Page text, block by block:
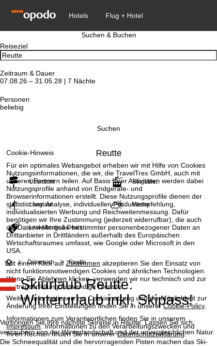
Cookie-Hinweis
Für ein optimales Webangebot erheben wir mit Hilfe von Cookies
Nutzungsinformationen, die wir, die TravelTrex GmbH, auch mit
unseren Partnern teilen. Auf Basis Ihrer Aktivitäten werden dabei
Nutzungsprofile anhand von Endgeräte- und
Browserinformationen erstellt. Diese Nutzungsprofile dienen der
statistischen Analyse, individuellen Produktempfehlung,
individualisierten Werbung und Reichweitenmessung. Dafür
benötigen wir Ihre Zustimmung (jederzeit widerrufbar), die auch
die Datenweitergabe bestimmter personenbezogener Daten an
Drittanbieter in Drittländern außerhalb des Europäischen
Wirtschaftsraumes umfasst, wie Google oder Microsoft in den
USA.
Mit einem Klick aufZustimmen akzeptieren Sie den Einsatz von
nicht funktionsnotwendigen Cookies und ähnlichen Technologien.
Wenn SieAblehnen klicken, verwenden wir nur technisch und zur
Vertragserfüllung notwendige Dienste.
Weitere Informationen zur Cookienutzung und die Möglichkeit zur
Änderung Ihrer Einstellungen finden Sie in unsererCookie-Policy.
Informationen zum Verantwortlichen finden Sie in unserem
Impressum. Informationen zu den Verarbeitungszwecken und
Ihren Rechten finden Sie in unsererDatenschutzerklärung.
Suchen & Buchen
Reiseziel
Zeitraum & Dauer
07.08.26 – 31.05.28 | 7 Nächte
Personen
beliebig
Suchen
Reutte
Übersicht Skigebiet
Langlauf Wetter
Last-Minute & Deals
S
t
a
r
t
Österreich Reutte
Skiurlaub Reutte:
Winterurlaub inkl. Skipass!
Verbringen Sie Ihre nächste Skireise in Reutte. Lassen Sie sich
verzaubern von der Winterlandschaft und der unvergleichlichen Natur.
Die Schneequalität und die hervorragenden Pisten machen das Ski-